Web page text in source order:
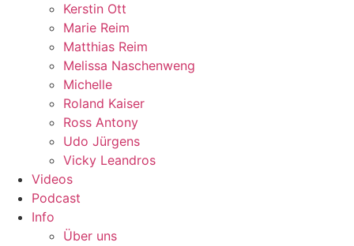
Kerstin Ott
Marie Reim
Matthias Reim
Melissa Naschenweng
Michelle
Roland Kaiser
Ross Antony
Udo Jürgens
Vicky Leandros
Videos
Podcast
Info
Über uns